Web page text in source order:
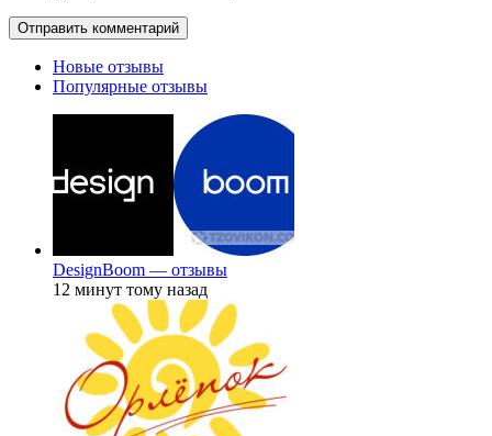
Новые отзывы
Популярные отзывы
DesignBoom — отзывы
12 минут тому назад